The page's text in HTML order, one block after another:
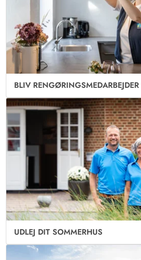
BLIV RENGØRINGSMEDARBEJDER
UDLEJ DIT SOMMERHUS